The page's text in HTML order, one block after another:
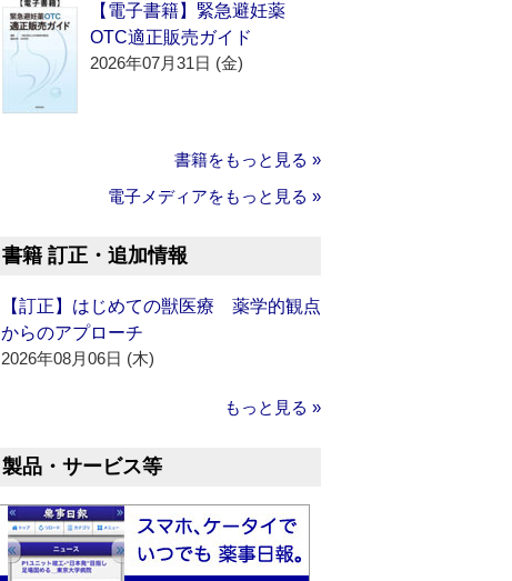
【電子書籍】緊急避妊薬
OTC適正販売ガイド
2026年07月31日 (金)
書籍をもっと見る »
電子メディアをもっと見る »
書籍 訂正・追加情報
【訂正】はじめての獣医療 薬学的観点
からのアプローチ
2026年08月06日 (木)
もっと見る »
製品・サービス等